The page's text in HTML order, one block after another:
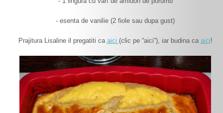
- esenta de vanilie (2 fiole sau dupa gust)
Prajitura Lisaline il pregatiti ca aici (clic pe “aici”), iar budina ca aici!